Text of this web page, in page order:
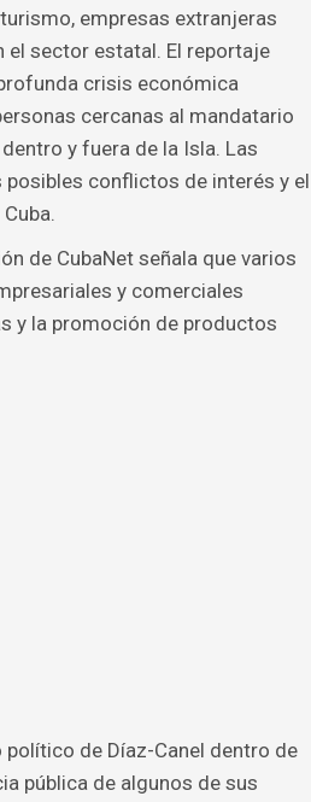
empresas extranjeras
el sector estatal. El reportaje
crisis económica
cercanas al mandatario
y fuera de la Isla. Las
posibles conflictos de interés y el
de CubaNet señala que varios
y comerciales
y la promoción de productos
de Díaz-Canel dentro de
pública de algunos de sus